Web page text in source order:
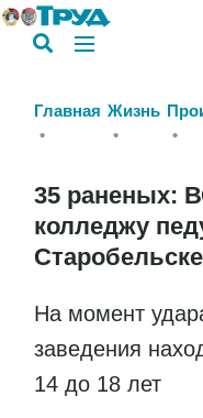
Главная Жизнь
35 раненых:
колледжу
Старобельске
На момент
заведения
14 до 18 лет